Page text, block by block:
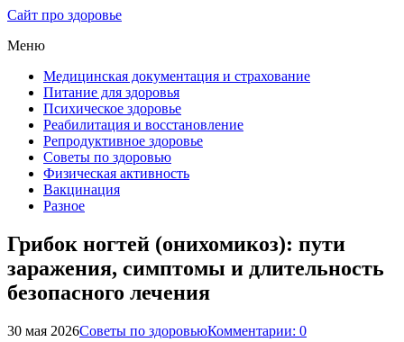
Сайт про здоровье
Меню
Медицинская документация и страхование
Питание для здоровья
Психическое здоровье
Реабилитация и восстановление
Репродуктивное здоровье
Советы по здоровью
Физическая активность
Вакцинация
Разное
Грибок ногтей (онихомикоз): пути
заражения, симптомы и длительность
безопасного лечения
30 мая 2026Советы по здоровьюКомментарии: 0